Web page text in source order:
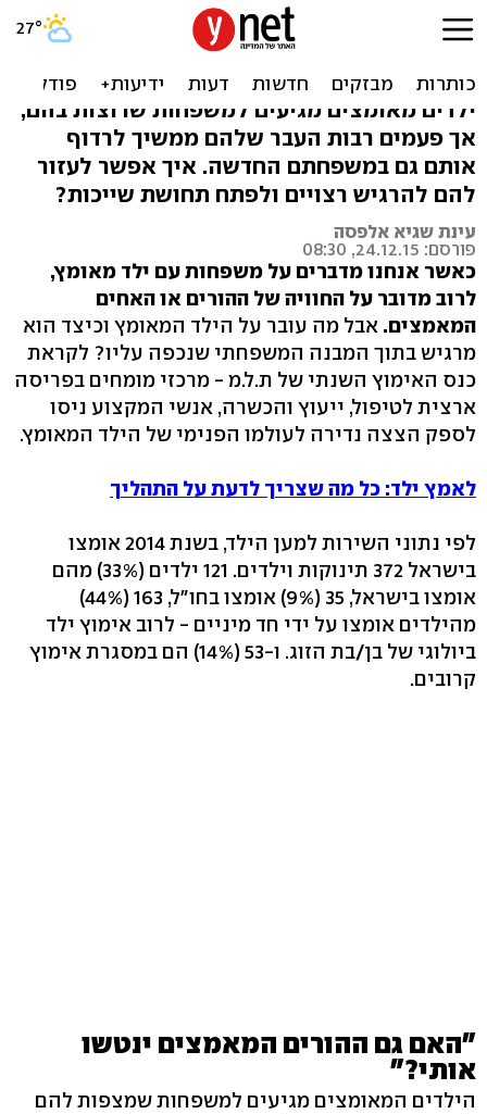
להיות ילד מאומץ: להתגבר על
חרדת הנטישה
ילדים מאומצים מגיעים למשפחות שרוצות בהם,
אך פעמים רבות העבר שלהם ממשיך לרדוף
אותם גם במשפחתם החדשה. איך אפשר לעזור
להם להרגיש רצויים ולפתח תחושת שייכות?
עינת שגיא אלפסה
פורסם: 24.12.15, 08:30
כאשר אנחנו מדברים על משפחות עם ילד מאומץ,
לרוב מדובר על החוויה של ההורים או האחים
המאמצים. אבל מה עובר על הילד המאומץ וכיצד הוא
מרגיש בתוך המבנה המשפחתי שנכפה עליו? לקראת
כנס האימוץ השנתי של ת.ל.מ - מרכזי מומחים בפריסה
ארצית לטיפול, ייעוץ והכשרה, אנשי המקצוע ניסו
לספק הצצה נדירה לעולמו הפנימי של הילד המאומץ.
לאמץ ילד: כל מה שצריך לדעת על התהליך
לפי נתוני השירות למען הילד, בשנת 2014 אומצו
בישראל 372 תינוקות וילדים. 121 ילדים (33%) מהם
אומצו בישראל, 35 (9%) אומצו בחו"ל, 163 (44%)
מהילדים אומצו על ידי חד מיניים - לרוב אימוץ ילד
ביולוגי של בן/בת הזוג. ו-53 (14%) הם במסגרת אימוץ
קרובים.
"האם גם ההורים המאמצים ינטשו
אותי?"
הילדים המאומצים מגיעים למשפחות שמצפות להם